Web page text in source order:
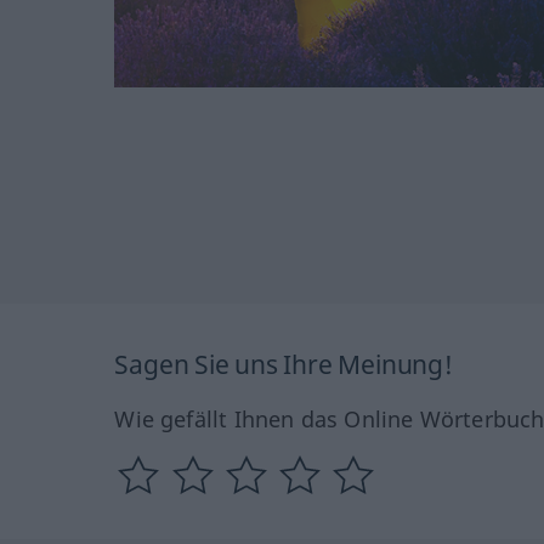
Sagen Sie uns Ihre Meinung!
Wie gefällt Ihnen das Online